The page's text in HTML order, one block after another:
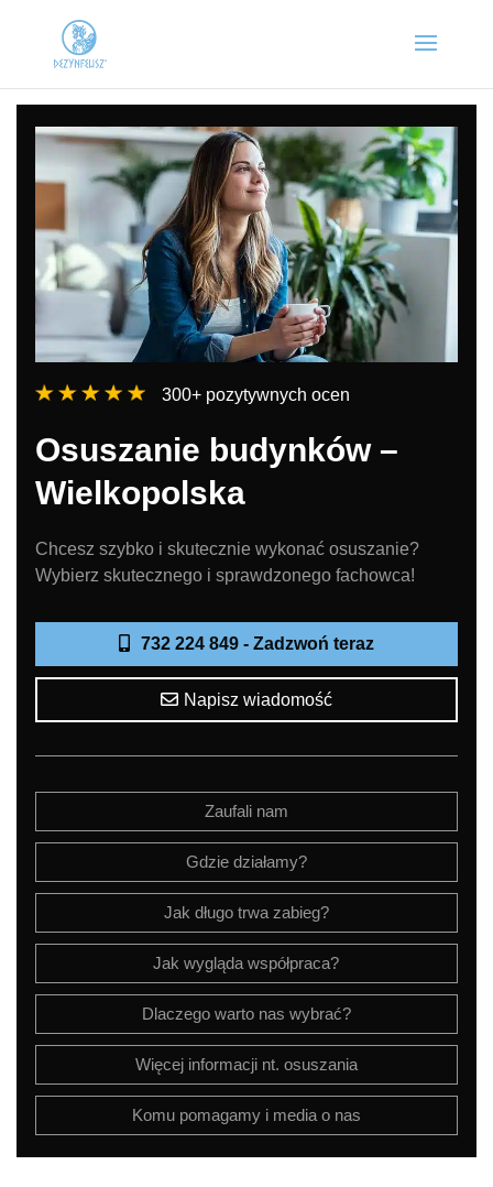
300+ pozytywnych ocen
Osuszanie budynków –
Wielkopolska
Chcesz szybko i skutecznie wykonać osuszanie?
Wybierz skutecznego i sprawdzonego fachowca!
732 224 849 - Zadzwoń teraz
Napisz wiadomość
Zaufali nam
Gdzie działamy?
Jak długo trwa zabieg?
Jak wygląda współpraca?
Dlaczego warto nas wybrać?
Więcej informacji nt. osuszania
Komu pomagamy i media o nas